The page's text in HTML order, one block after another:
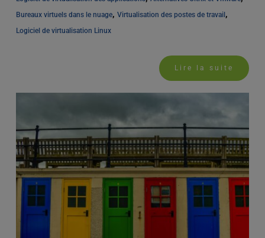
Bureaux virtuels dans le nuage, Virtualisation des postes de travail
Logiciel de virtualisation Linux
Lire la suite